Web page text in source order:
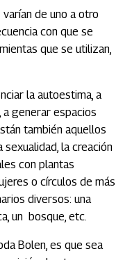
de uno a otro
con que se
que se utilizan,
la autoestima, a
a generar espacios
también aquellos
la creación
con plantas
o círculos de más
diversos: una
un bosque, etc.
Bolen, es que sea